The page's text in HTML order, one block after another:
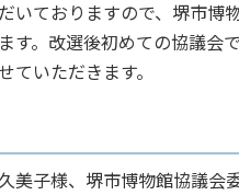
いておりますので、堺市博
す。改選後初めての協議会
ていただきます。
子様、堺市博物館協議会